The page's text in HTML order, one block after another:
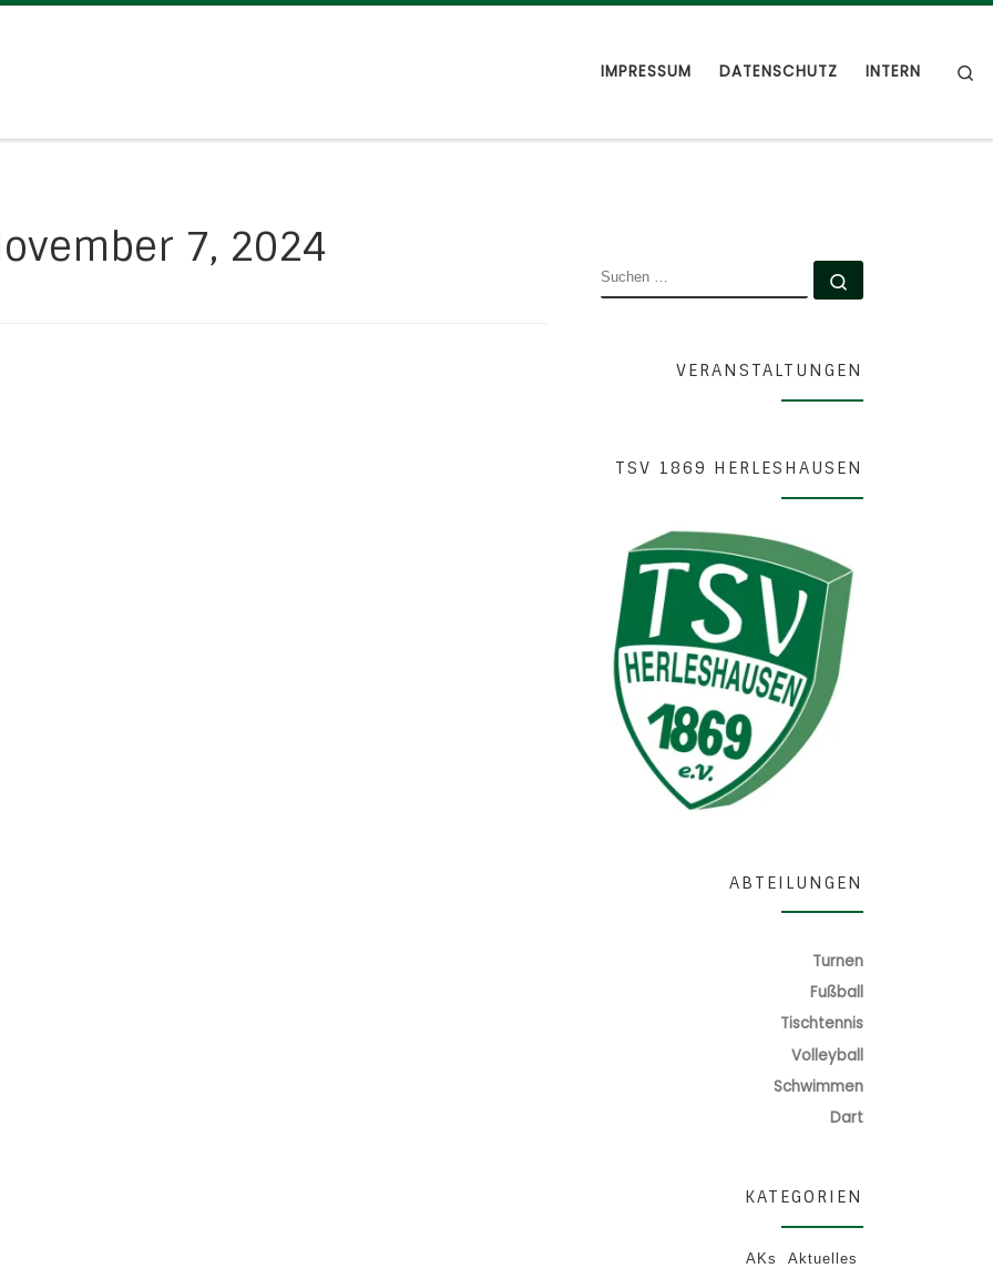
IMPRESSUM DATENSCHUTZ INTERN
7, 2024 SUCHE
VERANSTALTUNGEN
TSV 1869 HERLESHAUSEN
ABTEILUNGEN
Turnen
Fußball
Tischtennis
Volleyball
Schwimmen
Dart
KATEGORIEN
AKs
Aktuelles